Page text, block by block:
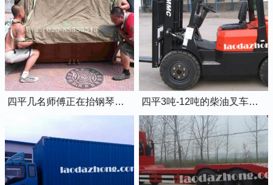
四平几名师傅正在抬钢琴上楼 四平3吨-12吨的柴油叉车出租